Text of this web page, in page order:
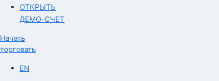
ОТКРЫТЬ
ДЕМО-СЧЕТ
Начать
торговать
EN